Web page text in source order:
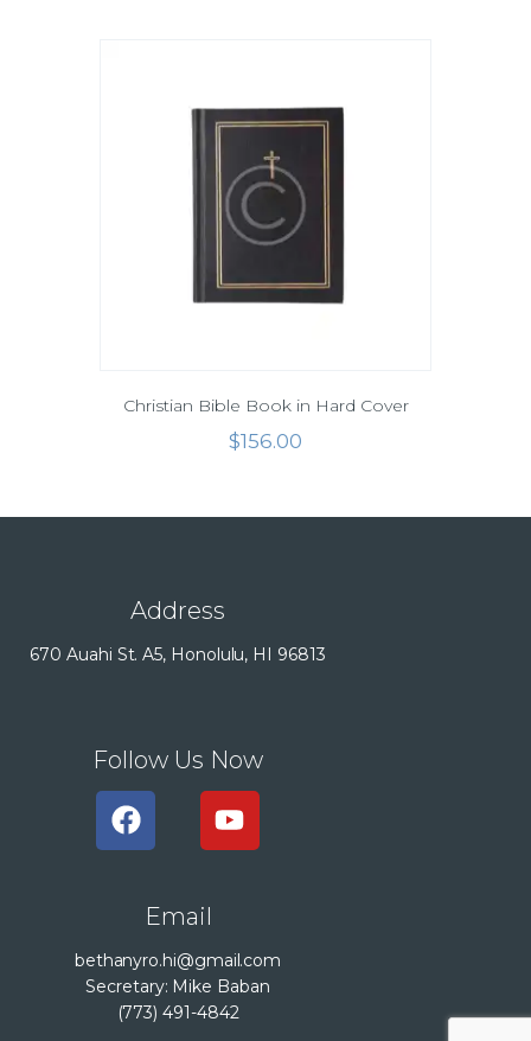
Christian Bible Book in Hard Cover
$156.00
Address
670 Auahi St. A5, Honolulu, HI 96813
Follow Us Now
Email
bethanyro.hi@gmail.com
Secretary: Mike Baban
(773) 491-4842